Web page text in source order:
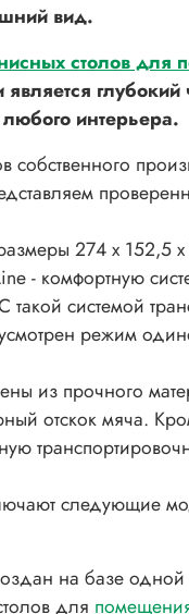
вид.
столов для
является
интерьера.
собственного
274 х 152,5
- комфортную
системой
режим
из прочного
отскок мяча.
следующие
на базе одной
для